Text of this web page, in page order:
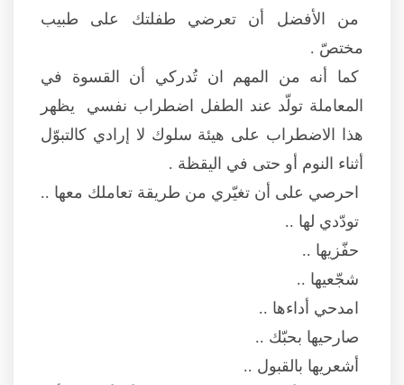
من الأفضل أن تعرضي طفلتك على طبيب
مختصّ .
كما أنه من المهم ان تُدركي أن القسوة في
المعاملة تولّد عند الطفل اضطراب نفسي يظهر
هذا الاضطراب على هيئة سلوك لا إرادي كالتبوّل
أثناء النوم أو حتى في اليقظة .
احرصي على أن تغيّري من طريقة تعاملك معها ..
تودّدي لها ..
حفّزيها ..
شجّعيها ..
امدحي أداءها ..
صارحيها بحبّك ..
أشعريها بالقبول ..